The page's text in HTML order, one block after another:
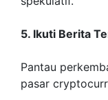
5. Ikuti Berita
Pantau
pasar